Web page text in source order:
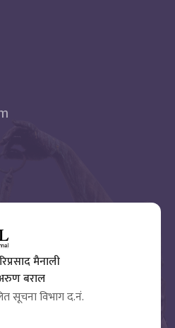
मैनाली
बराल
सूचना विभाग द.नं.